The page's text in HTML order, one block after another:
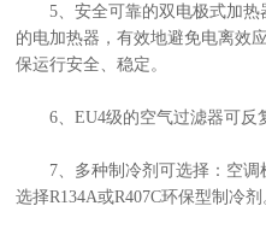
5、安全可靠的双电极式加热
的电加热器，有效地避免电离效
保运行安全、稳定。
6、EU4级的空气过滤器可反
7、多种制冷剂可选择：空调
选择R134A或R407C环保型制冷剂